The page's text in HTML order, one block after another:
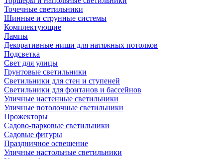
Точечные светильники
Шинные и струнные системы
Комплектующие
Лампы
Декоративные ниши для натяжных потолков
Подсветка
Свет для улицы
Грунтовые светильники
Светильники для стен и ступеней
Светильники для фонтанов и бассейнов
Уличные настенные светильники
Уличные потолочные светильники
Прожекторы
Садово-парковые светильники
Садовые фигуры
Праздничное освещение
Уличные настольные светильники